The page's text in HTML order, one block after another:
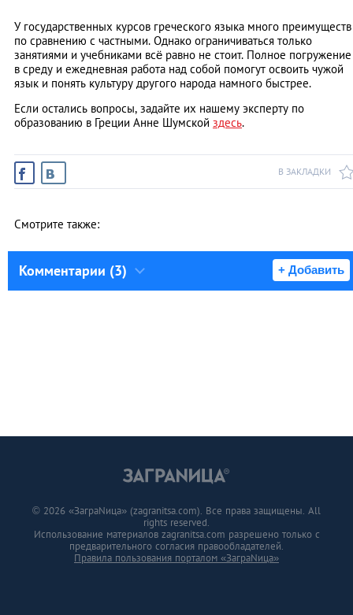
У государственных курсов греческого языка много преимуществ
по сравнению с частными. Однако ограничиваться только
занятиями и учебниками всё равно не стоит. Полное погружение
в среду и ежедневная работа над собой помогут освоить чужой
язык и понять культуру другого народа намного быстрее.
Если остались вопросы, задайте их нашему эксперту по
образованию в Греции Анне Шумской здесь.
В ЗАКЛАДКИ
Смотрите также:
Комментарии (3) + Добавить
© 2026 «ЗаграNица» (zagranitsa.com). Все права защищены. All
rights reserved.
Использование материалов zagranitsa.com разрешено только с
предварительного согласия правообладателей.
Правила пользования порталом «ЗаграNица»